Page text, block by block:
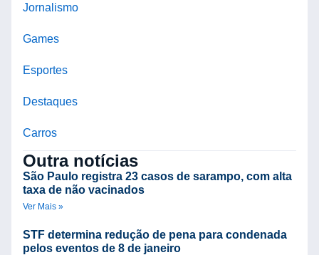
Jornalismo
Games
Esportes
Destaques
Carros
Outra notícias
São Paulo registra 23 casos de sarampo, com alta
taxa de não vacinados
Ver Mais »
STF determina redução de pena para condenada
pelos eventos de 8 de janeiro